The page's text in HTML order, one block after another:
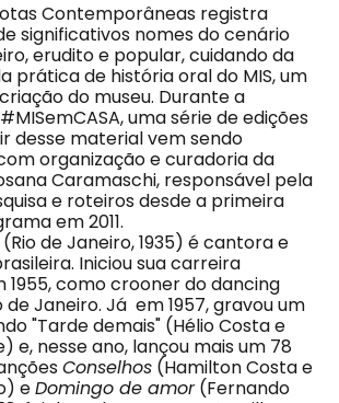
Contemporâneas registra
significativos nomes do cenário
erudito e popular, cuidando da
prática de história oral do MIS, um
do museu. Durante a
uma série de edições
desse material vem sendo
organização e curadoria da
Caramaschi, responsável pela
e roteiros desde a primeira
em 2011.
(Rio de Janeiro, 1935) é cantora e
Iniciou sua carreira
1955, como crooner do dancing
de Janeiro. Já em 1957, gravou um
"Tarde demais" (Hélio Costa e
e, nesse ano, lançou mais um 78
Conselhos (Hamilton Costa e
eDomingo de amor(Fernando